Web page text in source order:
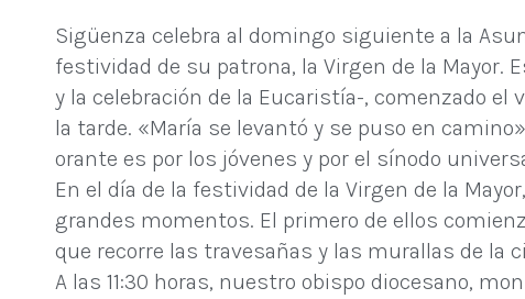
Sigüenza celebra al domingo siguiente a la
festividad de su patrona, la Virgen de la Mayor.
y la celebración de la Eucaristía-, comenzado el
la tarde. «María se levantó y se puso en
orante es por los jóvenes y por el sínodo
En el día de la festividad de la Virgen de la
grandes momentos. El primero de ellos
que recorre las travesañas y las murallas de la
A las 11:30 horas, nuestro obispo diocesano,